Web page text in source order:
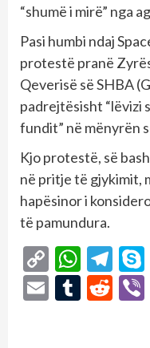
“shumë i mirë” nga
Pasi humbi ndaj
protestë pranë
Qeverisë së SHBA
padrejtësisht “lëvizi
fundit” në mënyrën
Kjo protestë, së
në pritje të gjykimit,
hapësinor i
të pamundura.
Copy
Link
Email